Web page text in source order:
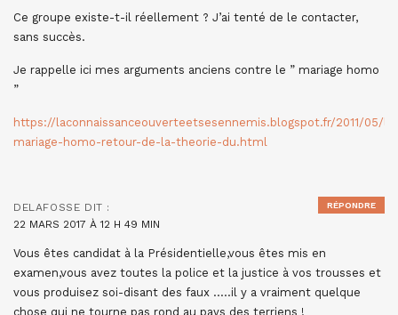
Ce groupe existe-t-il réellement ? J’ai tenté de le contacter,
sans succès.
Je rappelle ici mes arguments anciens contre le ” mariage homo
”
https://laconnaissanceouverteetsesennemis.blogspot.fr/2011/05/
mariage-homo-retour-de-la-theorie-du.html
DELAFOSSE DIT :
22 MARS 2017 À 12 H 49 MIN
Vous êtes candidat à la Présidentielle,vous êtes mis en
examen,vous avez toutes la police et la justice à vos trousses et
vous produisez soi-disant des faux …..il y a vraiment quelque
chose qui ne tourne pas rond au pays des terriens !
RÉPONDRE